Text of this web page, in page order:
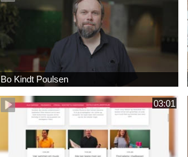
Bo Kindt Poulsen
03:01